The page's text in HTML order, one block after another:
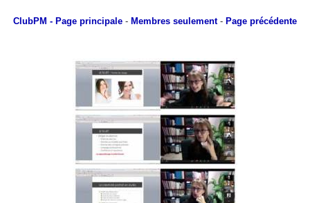
ClubPM - Page principale - Membres seulement- Page précédente